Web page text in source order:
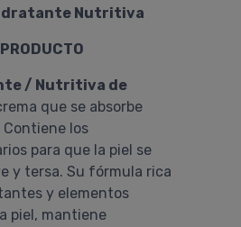
Nutritiva
/ Nutritiva de
que se absorbe
los
para que la piel se
y tersa. Su fórmula rica
y elementos
piel, mantiene